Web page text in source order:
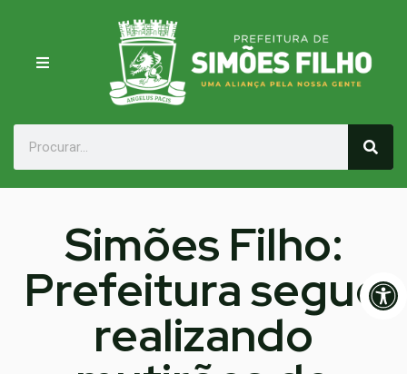
Simões Filho:
Prefeitura segue
realizando